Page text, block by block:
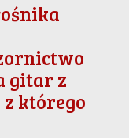
gitar z
którego